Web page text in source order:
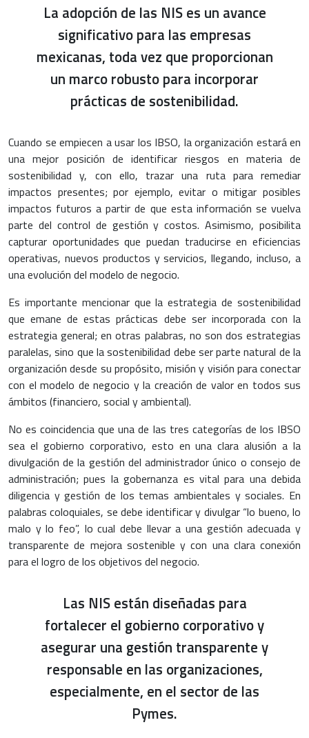
La adopción de las NIS es un avance
significativo para las empresas
mexicanas, toda vez que proporcionan
un marco robusto para incorporar
prácticas de sostenibilidad.
Cuando se empiecen a usar los IBSO, la organización estará en
una mejor posición de identificar riesgos en materia de
sostenibilidad y, con ello, trazar una ruta para remediar
impactos presentes; por ejemplo, evitar o mitigar posibles
impactos futuros a partir de que esta información se vuelva
parte del control de gestión y costos. Asimismo, posibilita
capturar oportunidades que puedan traducirse en eficiencias
operativas, nuevos productos y servicios, llegando, incluso, a
una evolución del modelo de negocio.
Es importante mencionar que la estrategia de sostenibilidad
que emane de estas prácticas debe ser incorporada con la
estrategia general; en otras palabras, no son dos estrategias
paralelas, sino que la sostenibilidad debe ser parte natural de la
organización desde su propósito, misión y visión para conectar
con el modelo de negocio y la creación de valor en todos sus
ámbitos (financiero, social y ambiental).
No es coincidencia que una de las tres categorías de los IBSO
sea el gobierno corporativo, esto en una clara alusión a la
divulgación de la gestión del administrador único o consejo de
administración; pues la gobernanza es vital para una debida
diligencia y gestión de los temas ambientales y sociales. En
palabras coloquiales, se debe identificar y divulgar “lo bueno, lo
malo y lo feo”, lo cual debe llevar a una gestión adecuada y
transparente de mejora sostenible y con una clara conexión
para el logro de los objetivos del negocio.
Las NIS están diseñadas para
fortalecer el gobierno corporativo y
asegurar una gestión transparente y
responsable en las organizaciones,
especialmente, en el sector de las
Pymes.